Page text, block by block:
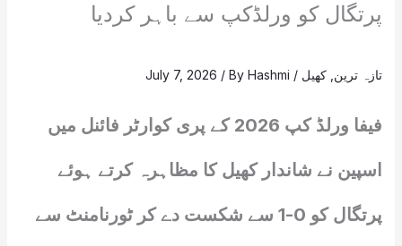
پرتگال کو ورلڈکپ سے باہر کردیا
تازہ ترین کھیل /
July 7, 2026 / ByHashmi
فیفا ورلڈ کپ 2026 کے پری کوارٹر فائنل میں
اسپین نے شاندار کھیل کا مظاہرہ کرتے ہوئے
پرتگال کو 0-1 سے شکست دے کر ٹورنامنٹ سے